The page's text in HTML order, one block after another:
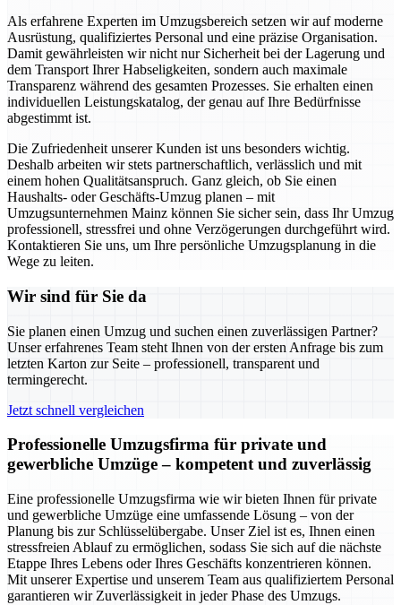
Als erfahrene Experten im Umzugsbereich setzen wir auf moderne
Ausrüstung, qualifiziertes Personal und eine präzise Organisation.
Damit gewährleisten wir nicht nur Sicherheit bei der Lagerung und
dem Transport Ihrer Habseligkeiten, sondern auch maximale
Transparenz während des gesamten Prozesses. Sie erhalten einen
individuellen Leistungskatalog, der genau auf Ihre Bedürfnisse
abgestimmt ist.
Die Zufriedenheit unserer Kunden ist uns besonders wichtig.
Deshalb arbeiten wir stets partnerschaftlich, verlässlich und mit
einem hohen Qualitätsanspruch. Ganz gleich, ob Sie einen
Haushalts- oder Geschäfts-Umzug planen – mit
Umzugsunternehmen Mainz können Sie sicher sein, dass Ihr Umzug
professionell, stressfrei und ohne Verzögerungen durchgeführt wird.
Kontaktieren Sie uns, um Ihre persönliche Umzugsplanung in die
Wege zu leiten.
Wir sind für Sie da
Sie planen einen Umzug und suchen einen zuverlässigen Partner?
Unser erfahrenes Team steht Ihnen von der ersten Anfrage bis zum
letzten Karton zur Seite – professionell, transparent und
termingerecht.
Jetzt schnell vergleichen
Professionelle Umzugsfirma für private und
gewerbliche Umzüge – kompetent und zuverlässig
Eine professionelle Umzugsfirma wie wir bieten Ihnen für private
und gewerbliche Umzüge eine umfassende Lösung – von der
Planung bis zur Schlüsselübergabe. Unser Ziel ist es, Ihnen einen
stressfreien Ablauf zu ermöglichen, sodass Sie sich auf die nächste
Etappe Ihres Lebens oder Ihres Geschäfts konzentrieren können.
Mit unserer Expertise und unserem Team aus qualifiziertem Personal
garantieren wir Zuverlässigkeit in jeder Phase des Umzugs.